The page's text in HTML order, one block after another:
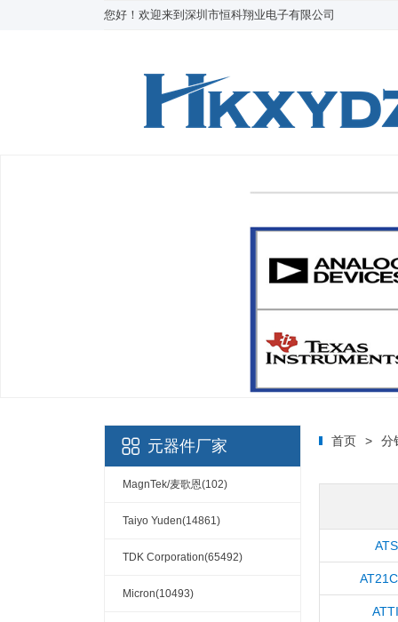
您好！欢迎来到深圳市恒科翔业电子有限公司
元器件厂家
MagnTek/麦歌恩(102)
Taiyo Yuden(14861)
TDK Corporation(65492)
Micron(10493)
首页 > 分